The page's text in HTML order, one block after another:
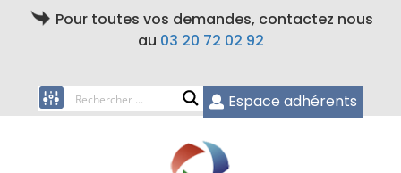
Pour toutes vos demandes, contactez nous
au 03 20 72 02 92
Espace adhérents